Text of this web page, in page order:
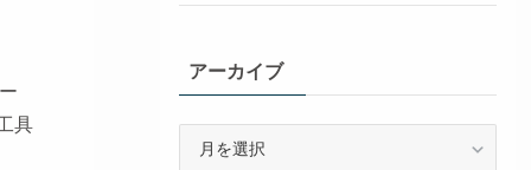
具
アーカイブ